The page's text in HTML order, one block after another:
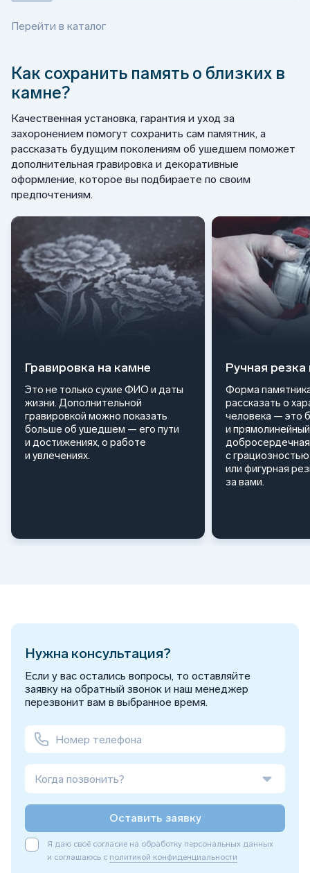
Перейти в каталог
Как сохранить память о близких в
камне?
Качественная установка, гарантия и уход за
захоронением помогут сохранить сам памятник, а
рассказать будущим поколениям об ушедшем поможет
дополнительная гравировка и декоративные
оформление, которое вы подбираете по своим
предпочтениям.
Гравировка на камне
Это не только сухие ФИО и даты
жизни. Дополнительной
гравировкой можно показать
больше об ушедшем — его пути
и достижениях, о работе
и увлечениях.
Ручная
Форма
рассказать о
человека — это
и
с
или фигурная
за вами.
Нужна консультация?
Если у вас остались вопросы, то оставляйте
заявку на обратный звонок и наш менеджер
перезвонит вам в выбранное время.
Когда позвонить?
Оставить заявку
Я даю своё согласие на обработку персональных данных
и соглашаюсь с политикой конфиденциальности